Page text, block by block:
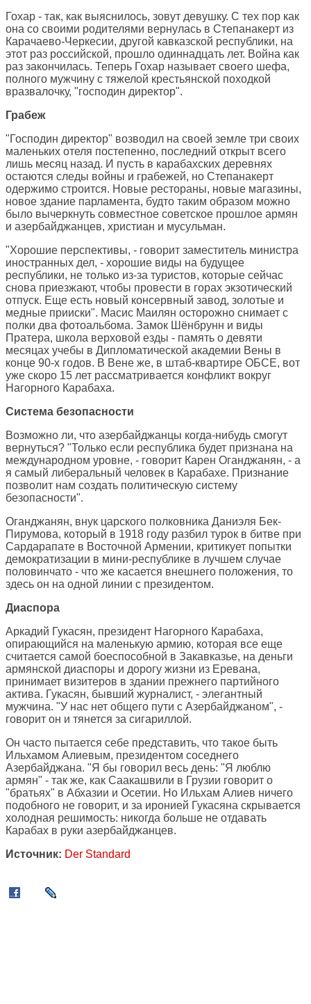
Гохар - так, как выяснилось, зовут девушку. С тех пор как
она со своими родителями вернулась в Степанакерт из
Карачаево-Черкесии, другой кавказской республики, на
этот раз российской, прошло одиннадцать лет. Война как
раз закончилась. Теперь Гохар называет своего шефа,
полного мужчину с тяжелой крестьянской походкой
вразвалочку, "господин директор".
Грабеж
"Господин директор" возводил на своей земле три своих
маленьких отеля постепенно, последний открыт всего
лишь месяц назад. И пусть в карабахских деревнях
остаются следы войны и грабежей, но Степанакерт
одержимо строится. Новые рестораны, новые магазины,
новое здание парламента, будто таким образом можно
было вычеркнуть совместное советское прошлое армян
и азербайджанцев, христиан и мусульман.
"Хорошие перспективы, - говорит заместитель министра
иностранных дел, - хорошие виды на будущее
республики, не только из-за туристов, которые сейчас
снова приезжают, чтобы провести в горах экзотический
отпуск. Еще есть новый консервный завод, золотые и
медные прииски". Масис Маилян осторожно снимает с
полки два фотоальбома. Замок Шёнбрунн и виды
Пратера, школа верховой езды - память о девяти
месяцах учебы в Дипломатической академии Вены в
конце 90-х годов. В Вене же, в штаб-квартире ОБСЕ, вот
уже скоро 15 лет рассматривается конфликт вокруг
Нагорного Карабаха.
Система безопасности
Возможно ли, что азербайджанцы когда-нибудь смогут
вернуться? "Только если республика будет признана на
международном уровне, - говорит Карен Оганджанян, - а
я самый либеральный человек в Карабахе. Признание
позволит нам создать политическую систему
безопасности".
Оганджанян, внук царского полковника Даниэля Бек-
Пирумова, который в 1918 году разбил турок в битве при
Сардарапате в Восточной Армении, критикует попытки
демократизации в мини-республике в лучшем случае
половинчато - что же касается внешнего положения, то
здесь он на одной линии с президентом.
Диаспора
Аркадий Гукасян, президент Нагорного Карабаха,
опирающийся на маленькую армию, которая все еще
считается самой боеспособной в Закавказье, на деньги
армянской диаспоры и дорогу жизни из Еревана,
принимает визитеров в здании прежнего партийного
актива. Гукасян, бывший журналист, - элегантный
мужчина. "У нас нет общего пути с Азербайджаном", -
говорит он и тянется за сигариллой.
Он часто пытается себе представить, что такое быть
Ильхамом Алиевым, президентом соседнего
Азербайджана. "Я бы говорил весь день: "Я люблю
армян" - так же, как Саакашвили в Грузии говорит о
"братьях" в Абхазии и Осетии. Но Ильхам Алиев ничего
подобного не говорит, и за иронией Гукасяна скрывается
холодная решимость: никогда больше не отдавать
Карабах в руки азербайджанцев.
Источник: Der Standard